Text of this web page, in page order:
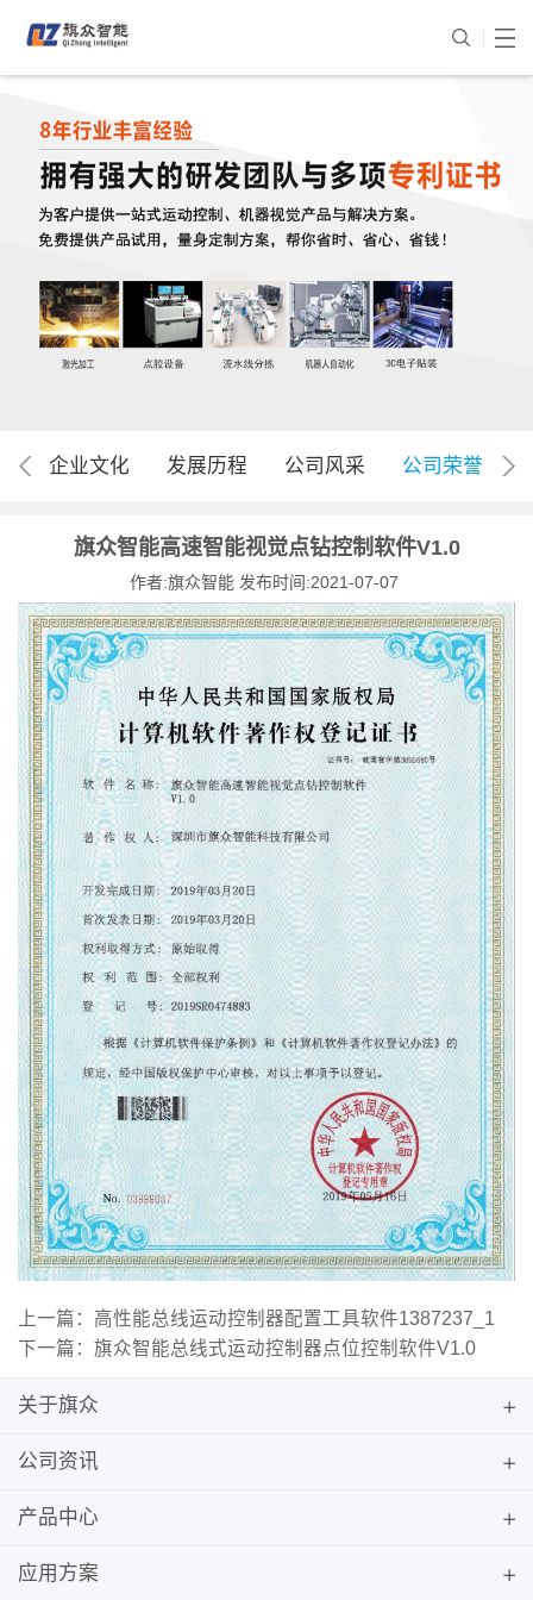
企业文化 发展历程 公司风采 公司荣誉
旗众智能高速智能视觉点钻控制软件V1.0
作者:旗众智能 发布时间:2021-07-07
上一篇：高性能总线运动控制器配置工具软件1387237_1
下一篇：旗众智能总线式运动控制器点位控制软件V1.0
关于旗众
公司资讯
产品中心
应用方案